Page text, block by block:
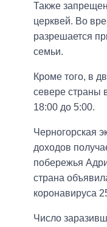
Также
церквей. Во
разрешается
семьи.
Кроме того, в
севере страны
18:00 до 5:00.
Черногорская
доходов
побережья
страна
коронавируса
Число